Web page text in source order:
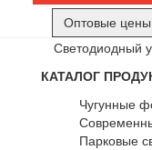
Оптовые цены
Светодиодный
КАТАЛОГ
Чугунные
Парковые